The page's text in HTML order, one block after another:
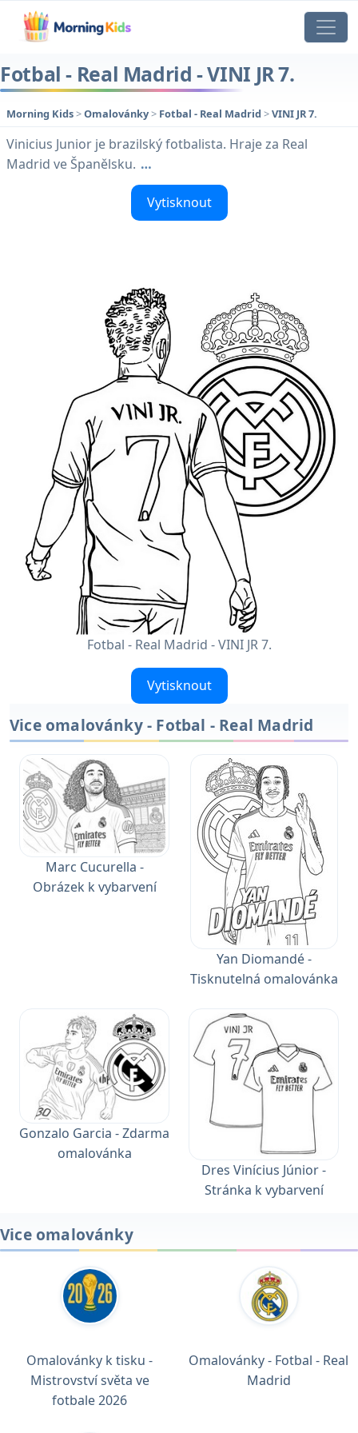
Fotbal - Real Madrid - VINI JR 7.
Morning Kids>Omalovánky> Fotbal - Real Madrid >VINI JR 7.
Vinicius Junior je brazilský fotbalista. Hraje za Real
Madrid ve Španělsku. …
Vytisknout
Fotbal - Real Madrid - VINI JR 7.
Vytisknout
Vice omalovánky - Fotbal - Real Madrid
Marc Cucurella -
Obrázek k vybarvení
Yan Diomandé -
Tisknutelná omalovánka
Gonzalo Garcia - Zdarma
omalovánka
Dres Vinícius Júnior -
Stránka k vybarvení
Vice omalovánky
Omalovánky k tisku -
Mistrovství světa ve
fotbale 2026
Omalovánky - Fotbal - Real
Madrid